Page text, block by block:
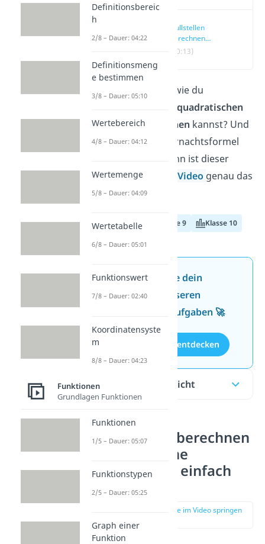
Nullstellen
berechnen
quadratische
(00:13)
Du willst wissen, wie du
Nullstellen einer quadratischen
Funktion berechnen kannst? Und
was hat die Mitternachtsformel
damit zu tun? Dann ist dieser
Artikel und unserVideo genau das
Richtige für dich!
Klasse 8 Klasse 9 Klasse 10
Jetzt neu: Teste dein
Wissen mit unseren
kostenlosen Aufgaben 🚀
Aufgaben entdecken
Inhaltsübersicht
Nullstellen berechnen
quadratische
Funktion — einfach
erklärt
zur Stelle im Video springen
Definitionsbereic
h
2/8 – Dauer: 04:22
Definitionsmeng
e bestimmen
3/8 – Dauer: 05:10
Wertebereich
4/8 – Dauer: 04:12
Wertemenge
5/8 – Dauer: 04:09
Wertetabelle
6/8 – Dauer: 05:01
Funktionswert
7/8 – Dauer: 02:40
Koordinatensyste
m
8/8 – Dauer: 04:23
Funktionen
Grundlagen Funktionen
Funktionen
1/5 – Dauer: 05:07
Funktionstypen
2/5 – Dauer: 05:25
Graph einer
Funktion